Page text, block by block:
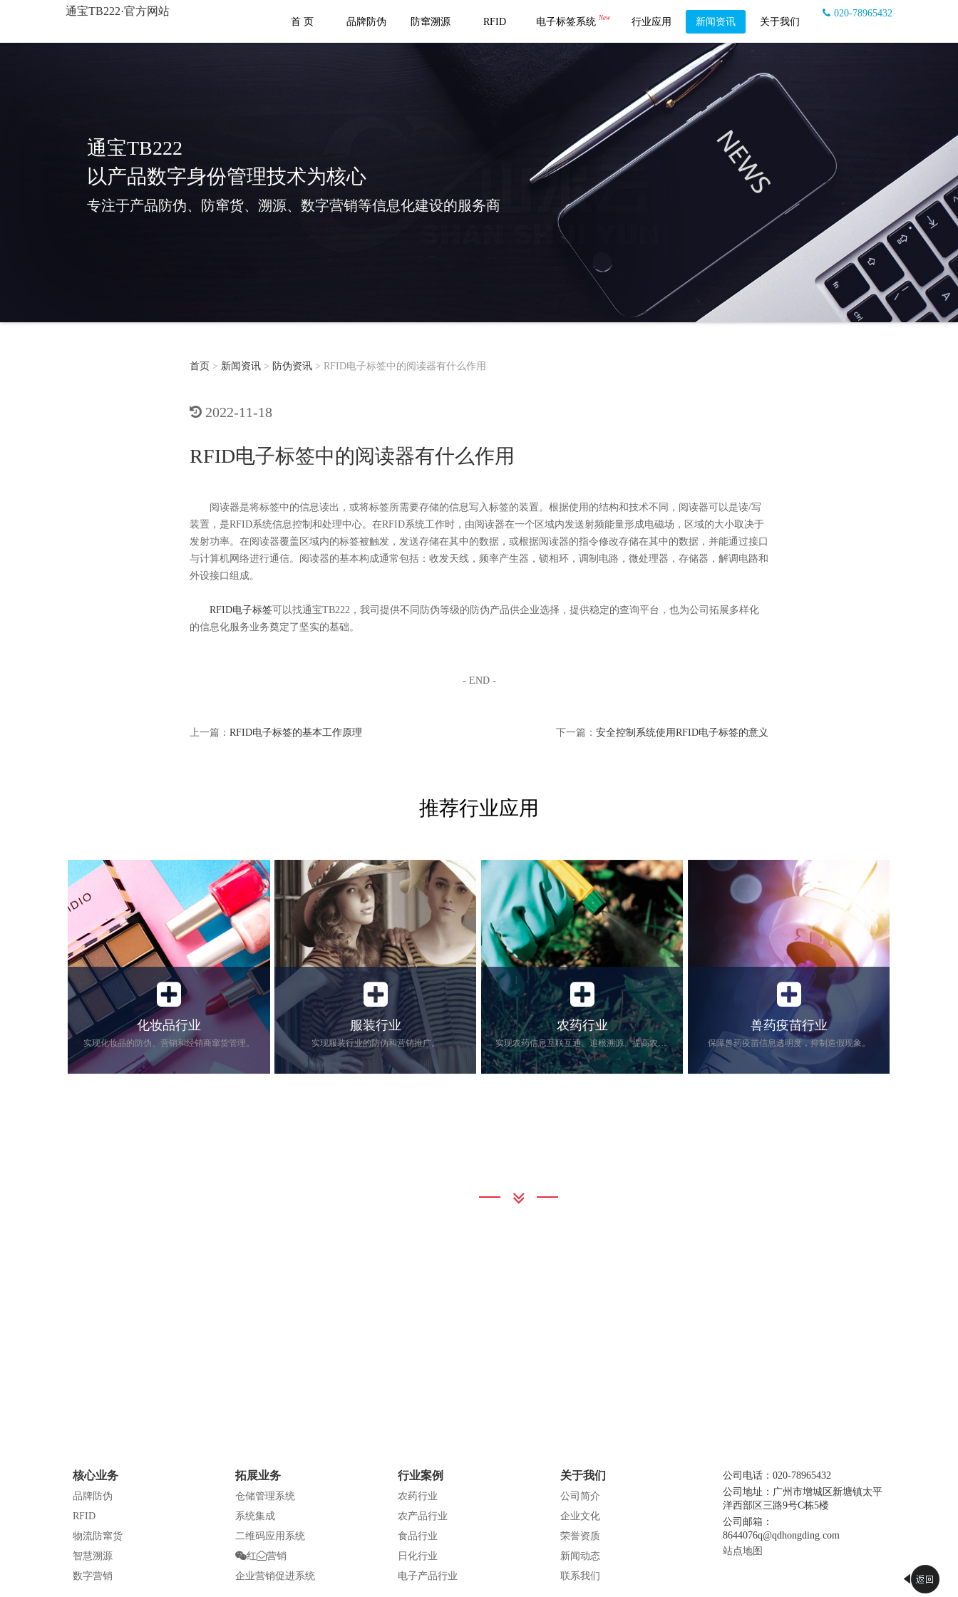
通宝TB222·官方网站
020-78965432
首 页
品牌防伪 防窜溯源 RFID 电子标签系统 New 行业应用 新闻资讯 关于我们
通宝TB222
以产品数字身份管理技术为核心
专注于产品防伪、防窜货、溯源、数字营销等信息化建设的服务商
首页 > 新闻资讯 > 防伪资讯 > RFID电子标签中的阅读器有什么作用
2022-11-18
RFID电子标签中的阅读器有什么作用
阅读器是将标签中的信息读出，或将标签所需要存储的信息写入标签的装置。根据使用的结构和技术不同，阅读器可以是读/写
装置，是RFID系统信息控制和处理中心。在RFID系统工作时，由阅读器在一个区域内发送射频能量形成电磁场，区域的大小取决于
发射功率。在阅读器覆盖区域内的标签被触发，发送存储在其中的数据，或根据阅读器的指令修改存储在其中的数据，并能通过接口
与计算机网络进行通信。阅读器的基本构成通常包括：收发天线，频率产生器，锁相环，调制电路，微处理器，存储器，解调电路和
外设接口组成。
RFID电子标签可以找通宝TB222，我司提供不同防伪等级的防伪产品供企业选择，提供稳定的查询平台，也为公司拓展多样化
的信息化服务业务奠定了坚实的基础。
- END -
上一篇： RFID电子标签的基本工作原理 下一篇： 安全控制系统使用RFID电子标签的意义
推荐行业应用
化妆品行业
实现化妆品的防伪、营销和经销商窜货管理。
服装行业
实现服装行业的防伪和营销推广。
服装行业
农药行业
实现农药信息互联互通、追根溯源、提高农药管理的安全。
农药行业
兽药疫苗行业
保障兽药疫苗信息透明度，抑制造假现象。
兽药疫苗行业
核心业务
品牌防伪
RFID
物流防窜货
智慧溯源
数字营销
拓展业务
仓储管理系统
系统集成
二维码应用系统
红
营销
企业营销促进系统
行业案例
农药行业
农产品行业
食品行业
日化行业
电子产品行业
关于我们
公司简介
企业文化
荣誉资质
新闻动态
联系我们
公司电话：020-78965432
公司地址：广州市增城区新塘镇太平
洋西部区三路9号C栋5楼
公司邮箱：
8644076q@qdhongding.com
站点地图